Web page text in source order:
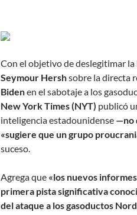
8 marzo,
Con el objetivo de deslegitimar
Seymour Hershsobre la directa
Bidenen el sabotaje a los
New York Times (NYT) publicó
inteligencia estadounidense —no
«sugiere que un grupo
suceso.
Agrega que «los nuevos
primera pista significativa
del ataque a los gasoductos